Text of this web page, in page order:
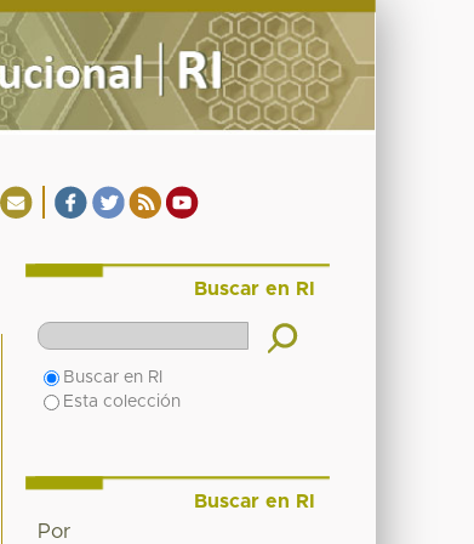
Buscar en RI
Buscar en RI
Esta colección
Buscar en RI
Por